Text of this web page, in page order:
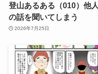
登山あるある（010）他人
の話を聞いてしまう
2026年7月25日